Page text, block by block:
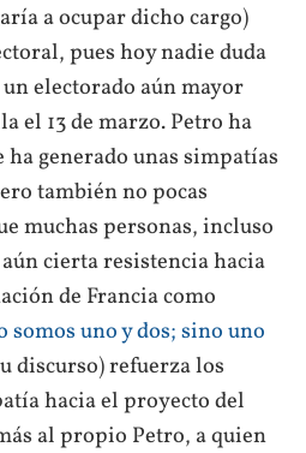
a ocupar dicho cargo)
pues hoy nadie duda
electorado aún mayor
el 13 de marzo. Petro ha
generado unas simpatías
también no pocas
muchas personas, incluso
cierta resistencia hacia
de Francia como
somos uno y dos; sino uno
discurso) refuerza los
hacia el proyecto del
al propio Petro, a quien